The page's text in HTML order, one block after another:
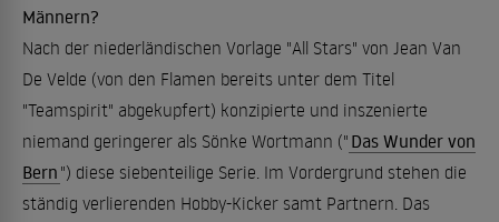
Männern?
Nach der niederländischen Vorlage "All Stars" von Jean Van
De Velde (von den Flamen bereits unter dem Titel
"Teamspirit" abgekupfert) konzipierte und inszenierte
niemand geringerer als Sönke Wortmann (" Das Wunder von
Bern ") diese siebenteilige Serie. Im Vordergrund stehen die
ständig verlierenden Hobby-Kicker samt Partnern. Das